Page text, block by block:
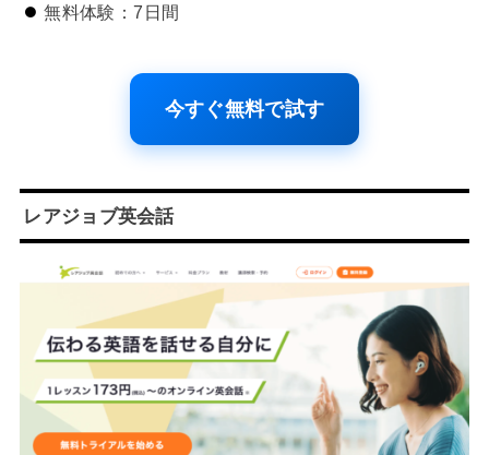
無料体験：7日間
今すぐ無料で試す
レアジョブ英会話